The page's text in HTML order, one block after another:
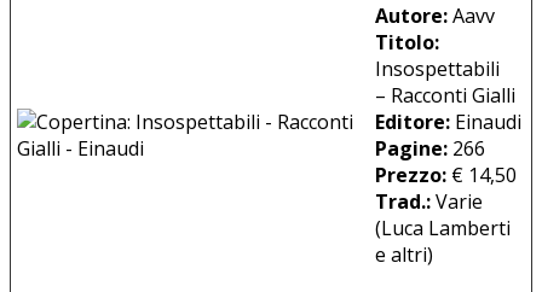
Autore:Aavv
Titolo:
Insospettabili
– Racconti Gialli
Editore: Einaudi
Pagine: 266
Prezzo: € 14,50
Trad.:Varie
(Luca Lamberti
e altri)